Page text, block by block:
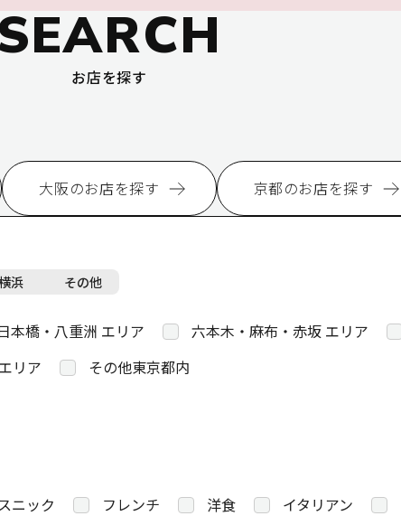
お店を探す
大阪のお店を探す 京都のお店を探す
浜 その他
本橋・八重洲 エリア 六本木・麻布・赤坂 エリア
リア その他東京都内
ニック フレンチ 洋食 イタリアン